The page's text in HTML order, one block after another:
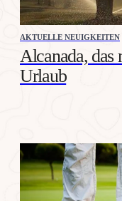
AKTUELLE NEUIGKEITEN
Alcanada, das
Urlaub